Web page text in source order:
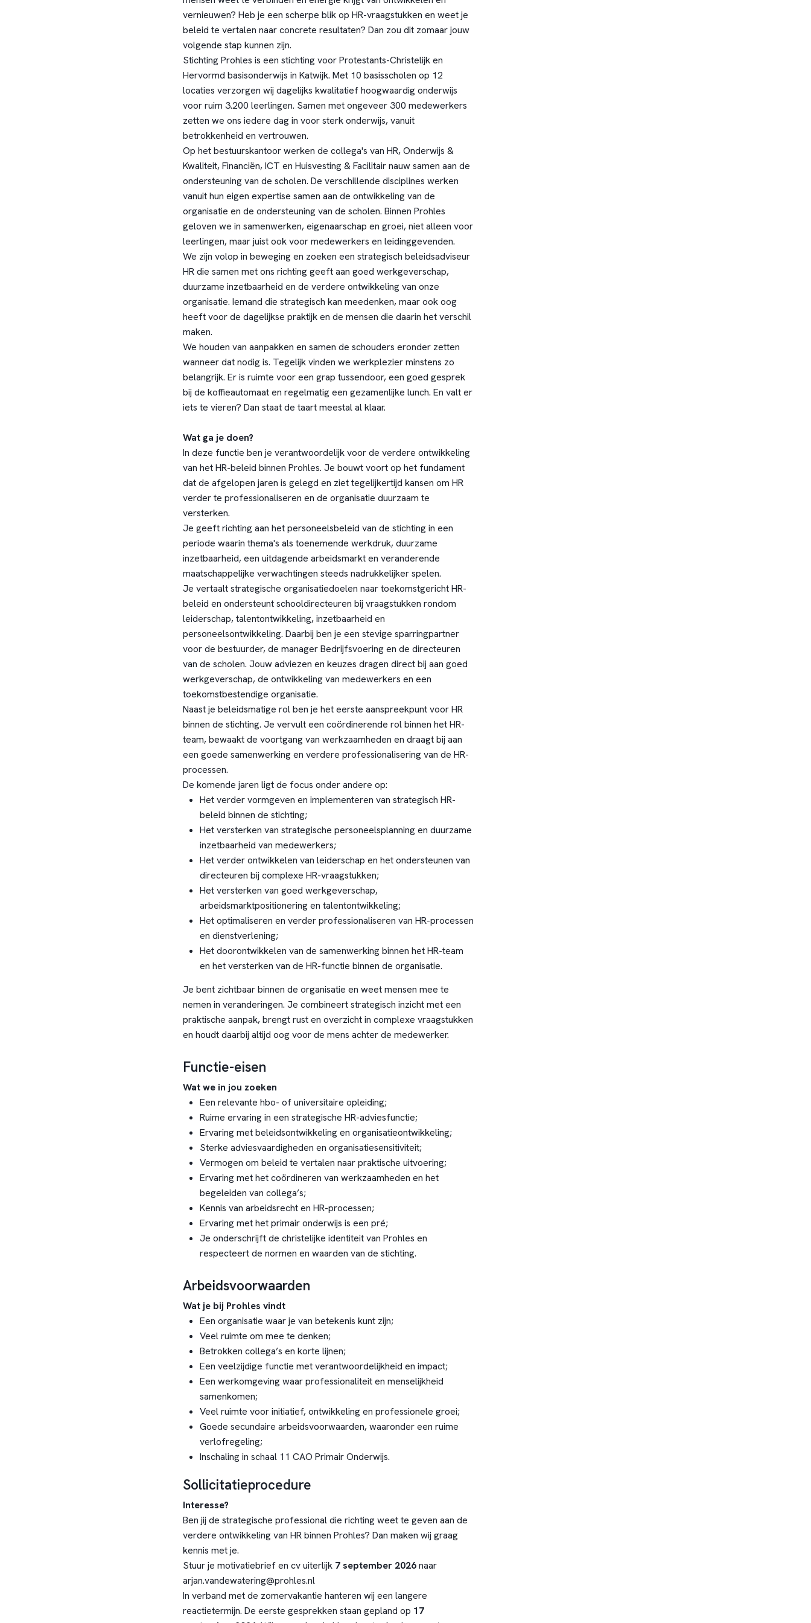
vernieuwen? Heb je een scherpe blik op HR-vraagstukken en weet je
beleid te vertalen naar concrete resultaten? Dan zou dit zomaar jouw
volgende stap kunnen zijn.
Stichting Prohles is een stichting voor Protestants-Christelijk en
Hervormd basisonderwijs in Katwijk. Met 10 basisscholen op 12
locaties verzorgen wij dagelijks kwalitatief hoogwaardig onderwijs
voor ruim 3.200 leerlingen. Samen met ongeveer 300 medewerkers
zetten we ons iedere dag in voor sterk onderwijs, vanuit
betrokkenheid en vertrouwen.
Op het bestuurskantoor werken de collega's van HR, Onderwijs &
Kwaliteit, Financiën, ICT en Huisvesting & Facilitair nauw samen aan de
ondersteuning van de scholen. De verschillende disciplines werken
vanuit hun eigen expertise samen aan de ontwikkeling van de
organisatie en de ondersteuning van de scholen. Binnen Prohles
geloven we in samenwerken, eigenaarschap en groei, niet alleen voor
leerlingen, maar juist ook voor medewerkers en leidinggevenden.
We zijn volop in beweging en zoeken een strategisch beleidsadviseur
HR die samen met ons richting geeft aan goed werkgeverschap,
duurzame inzetbaarheid en de verdere ontwikkeling van onze
organisatie. Iemand die strategisch kan meedenken, maar ook oog
heeft voor de dagelijkse praktijk en de mensen die daarin het verschil
maken.
We houden van aanpakken en samen de schouders eronder zetten
wanneer dat nodig is. Tegelijk vinden we werkplezier minstens zo
belangrijk. Er is ruimte voor een grap tussendoor, een goed gesprek
bij de koffieautomaat en regelmatig een gezamenlijke lunch. En valt er
iets te vieren? Dan staat de taart meestal al klaar.
Wat ga je doen?
In deze functie ben je verantwoordelijk voor de verdere ontwikkeling
van het HR-beleid binnen Prohles. Je bouwt voort op het fundament
dat de afgelopen jaren is gelegd en ziet tegelijkertijd kansen om HR
verder te professionaliseren en de organisatie duurzaam te
versterken.
Je geeft richting aan het personeelsbeleid van de stichting in een
periode waarin thema's als toenemende werkdruk, duurzame
inzetbaarheid, een uitdagende arbeidsmarkt en veranderende
maatschappelijke verwachtingen steeds nadrukkelijker spelen.
Je vertaalt strategische organisatiedoelen naar toekomstgericht HR-
beleid en ondersteunt schooldirecteuren bij vraagstukken rondom
leiderschap, talentontwikkeling, inzetbaarheid en
personeelsontwikkeling. Daarbij ben je een stevige sparringpartner
voor de bestuurder, de manager Bedrijfsvoering en de directeuren
van de scholen. Jouw adviezen en keuzes dragen direct bij aan goed
werkgeverschap, de ontwikkeling van medewerkers en een
toekomstbestendige organisatie.
Naast je beleidsmatige rol ben je het eerste aanspreekpunt voor HR
binnen de stichting. Je vervult een coördinerende rol binnen het HR-
team, bewaakt de voortgang van werkzaamheden en draagt bij aan
een goede samenwerking en verdere professionalisering van de HR-
processen.
De komende jaren ligt de focus onder andere op:
Het verder vormgeven en implementeren van strategisch HR-
beleid binnen de stichting;
Het versterken van strategische personeelsplanning en duurzame
inzetbaarheid van medewerkers;
Het verder ontwikkelen van leiderschap en het ondersteunen van
directeuren bij complexe HR-vraagstukken;
Het versterken van goed werkgeverschap,
arbeidsmarktpositionering en talentontwikkeling;
Het optimaliseren en verder professionaliseren van HR-processen
en dienstverlening;
Het doorontwikkelen van de samenwerking binnen het HR-team
en het versterken van de HR-functie binnen de organisatie.
Je bent zichtbaar binnen de organisatie en weet mensen mee te
nemen in veranderingen. Je combineert strategisch inzicht met een
praktische aanpak, brengt rust en overzicht in complexe vraagstukken
en houdt daarbij altijd oog voor de mens achter de medewerker.
Functie-eisen
Wat we in jou zoeken
Een relevante hbo- of universitaire opleiding;
Ruime ervaring in een strategische HR-adviesfunctie;
Ervaring met beleidsontwikkeling en organisatieontwikkeling;
Sterke adviesvaardigheden en organisatiesensitiviteit;
Vermogen om beleid te vertalen naar praktische uitvoering;
Ervaring met het coördineren van werkzaamheden en het
begeleiden van collega’s;
Kennis van arbeidsrecht en HR-processen;
Ervaring met het primair onderwijs is een pré;
Je onderschrijft de christelijke identiteit van Prohles en
respecteert de normen en waarden van de stichting.
Arbeidsvoorwaarden
Wat je bij Prohles vindt
Een organisatie waar je van betekenis kunt zijn;
Veel ruimte om mee te denken;
Betrokken collega’s en korte lijnen;
Een veelzijdige functie met verantwoordelijkheid en impact;
Een werkomgeving waar professionaliteit en menselijkheid
samenkomen;
Veel ruimte voor initiatief, ontwikkeling en professionele groei;
Goede secundaire arbeidsvoorwaarden, waaronder een ruime
verlofregeling;
Inschaling in schaal 11 CAO Primair Onderwijs.
Sollicitatieprocedure
Interesse?
Ben jij de strategische professional die richting weet te geven aan de
verdere ontwikkeling van HR binnen Prohles? Dan maken wij graag
kennis met je.
Stuur je motivatiebrief en cv uiterlijk 7 september 2026naar
arjan.vandewatering@prohles.nl
In verband met de zomervakantie hanteren wij een langere
reactietermijn. De eerste gesprekken staan gepland op 17